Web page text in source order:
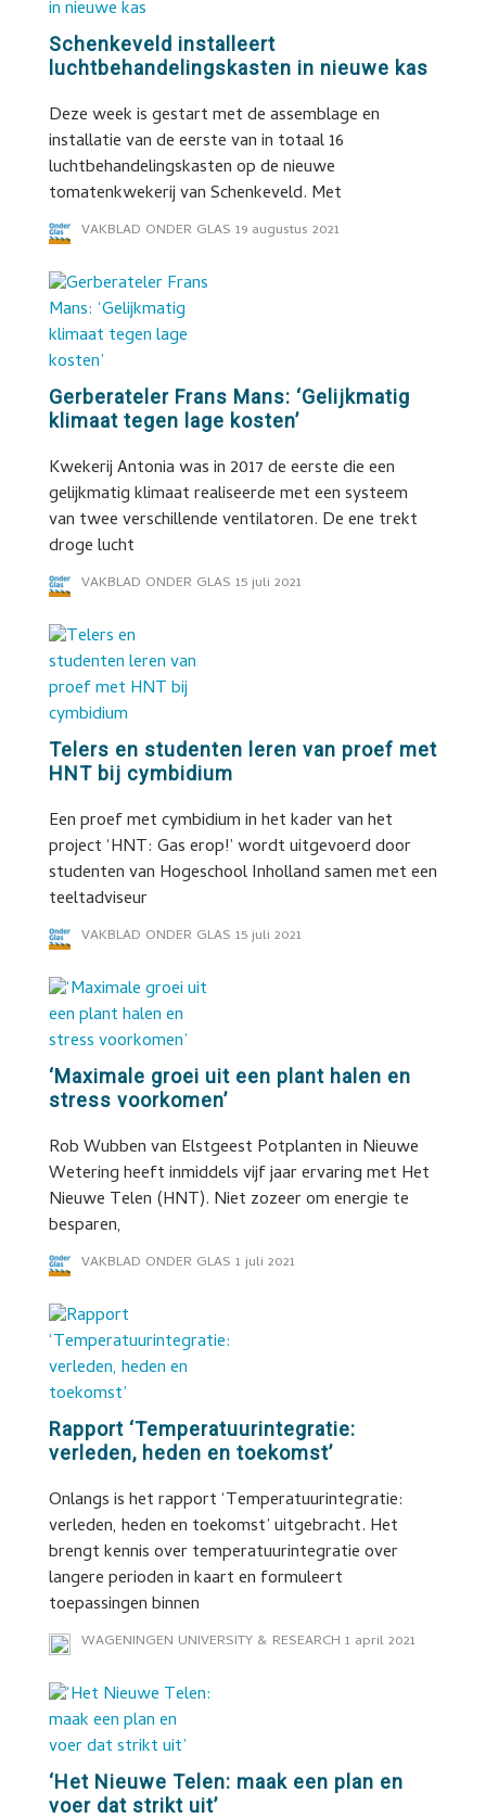
Schenkeveld installeert
luchtbehandelingskasten in nieuwe kas
Deze week is gestart met de assemblage en
installatie van de eerste van in totaal 16
luchtbehandelingskasten op de nieuwe
tomatenkwekerij van Schenkeveld. Met
VAKBLAD ONDER GLAS 19 augustus 2021
Gerberateler Frans Mans: ‘Gelijkmatig
klimaat tegen lage kosten’
Kwekerij Antonia was in 2017 de eerste die een
gelijkmatig klimaat realiseerde met een systeem
van twee verschillende ventilatoren. De ene trekt
droge lucht
VAKBLAD ONDER GLAS 15 juli 2021
Telers en studenten leren van proef met
HNT bij cymbidium
Een proef met cymbidium in het kader van het
project ‘HNT: Gas erop!’ wordt uitgevoerd door
studenten van Hogeschool Inholland samen met een
teeltadviseur
VAKBLAD ONDER GLAS 15 juli 2021
‘Maximale groei uit een plant halen en
stress voorkomen’
Rob Wubben van Elstgeest Potplanten in Nieuwe
Wetering heeft inmiddels vijf jaar ervaring met Het
Nieuwe Telen (HNT). Niet zozeer om energie te
besparen,
VAKBLAD ONDER GLAS 1 juli 2021
Rapport ‘Temperatuurintegratie:
verleden, heden en toekomst’
Onlangs is het rapport ‘Temperatuurintegratie:
verleden, heden en toekomst’ uitgebracht. Het
brengt kennis over temperatuurintegratie over
langere perioden in kaart en formuleert
toepassingen binnen
WAGENINGEN UNIVERSITY & RESEARCH 1 april 2021
‘Het Nieuwe Telen: maak een plan en
voer dat strikt uit’